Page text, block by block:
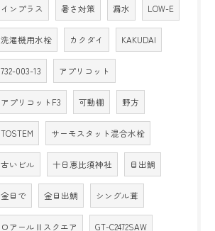
インプラス 暑さ対策 漏水 LOW-E
洗濯機用水栓 カクダイ KAKUDAI
732-003-13 アプリコット
アプリコットF3 可動棚 野方
TOSTEM サーモスタット混合水栓
古いビル 十日恵比須神社 目出鯛
金目で 金目出鯛 シングル葺
ロアールⅡスクエア GT-C2472SAW